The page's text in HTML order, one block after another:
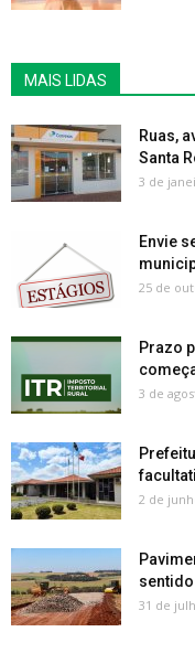
MAIS LIDAS
Ruas,
Santa
3 de
Envie
25 de
Prazo
3 de
2 de
31 de